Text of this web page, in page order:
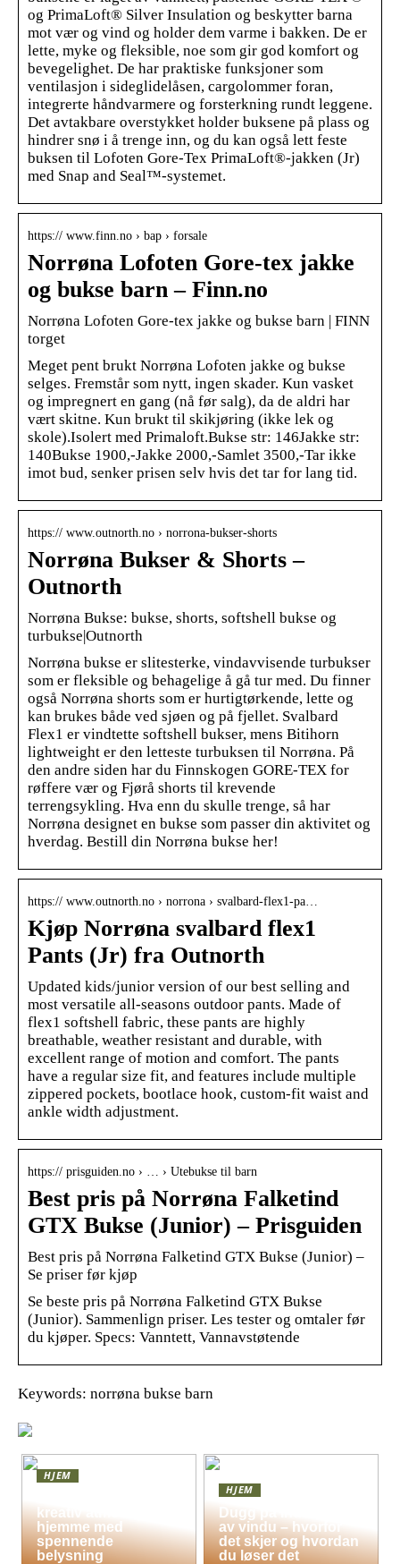
og PrimaLoft® Silver Insulation og beskytter barna
mot vær og vind og holder dem varme i bakken. De er
lette, myke og fleksible, noe som gir god komfort og
bevegelighet. De har praktiske funksjoner som
ventilasjon i sideglidelåsen, cargolommer foran,
integrerte håndvarmere og forsterkning rundt leggene.
Det avtakbare overstykket holder buksene på plass og
hindrer snø i å trenge inn, og du kan også lett feste
buksen til Lofoten Gore-Tex PrimaLoft®-jakken (Jr)
med Snap and Seal™-systemet.
https:// www.finn.no › bap › forsale
Norrøna Lofoten Gore-tex jakke
og bukse barn – Finn.no
Norrøna Lofoten Gore-tex jakke og bukse barn | FINN
torget
Meget pent brukt Norrøna Lofoten jakke og bukse
selges. Fremstår som nytt, ingen skader. Kun vasket
og impregnert en gang (nå før salg), da de aldri har
vært skitne. Kun brukt til skikjøring (ikke lek og
skole).Isolert med Primaloft.Bukse str: 146Jakke str:
140Bukse 1900,-Jakke 2000,-Samlet 3500,-Tar ikke
imot bud, senker prisen selv hvis det tar for lang tid.
https:// www.outnorth.no › norrona-bukser-shorts
Norrøna Bukser & Shorts –
Outnorth
Norrøna Bukse: bukse, shorts, softshell bukse og
turbukse|Outnorth
Norrøna bukse er slitesterke, vindavvisende turbukser
som er fleksible og behagelige å gå tur med. Du finner
også Norrøna shorts som er hurtigtørkende, lette og
kan brukes både ved sjøen og på fjellet. Svalbard
Flex1 er vindtette softshell bukser, mens Bitihorn
lightweight er den letteste turbuksen til Norrøna. På
den andre siden har du Finnskogen GORE-TEX for
røffere vær og Fjørå shorts til krevende
terrengsykling. Hva enn du skulle trenge, så har
Norrøna designet en bukse som passer din aktivitet og
hverdag. Bestill din Norrøna bukse her!
https:// www.outnorth.no › norrona › svalbard-flex1-pa…
Kjøp Norrøna svalbard flex1
Pants (Jr) fra Outnorth
Updated kids/junior version of our best selling and
most versatile all-seasons outdoor pants. Made of
flex1 softshell fabric, these pants are highly
breathable, weather resistant and durable, with
excellent range of motion and comfort. The pants
have a regular size fit, and features include multiple
zippered pockets, bootlace hook, custom-fit waist and
ankle width adjustment.
https:// prisguiden.no › … › Utebukse til barn
Best pris på Norrøna Falketind
GTX Bukse (Junior) – Prisguiden
Best pris på Norrøna Falketind GTX Bukse (Junior) –
Se priser før kjøp
Se beste pris på Norrøna Falketind GTX Bukse
(Junior). Sammenlign priser. Les tester og omtaler før
du kjøper. Specs: Vanntett, Vannavstøtende
Keywords: norrøna bukse barn
HJEM
kreativ atmosfære
hjemme med
spennende
belysning
HJEM
Dugg på indersiden
av vindu – hvorfor
det skjer og hvordan
du løser det